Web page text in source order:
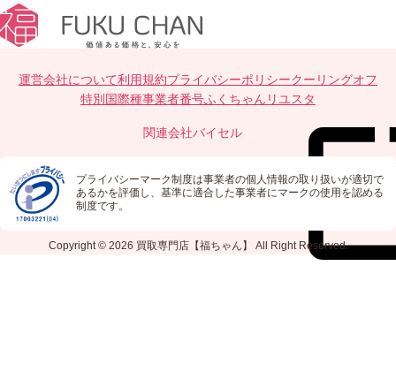
運営会社について利用規約プライバシーポリシークーリングオフ
特別国際種事業者番号ふくちゃんリユスタ
関連会社バイセル
プライバシーマーク制度は事業者の個人情報の取り扱いが適切で
あるかを評価し、基準に適合した事業者にマークの使用を認める
制度です。
Copyright © 2026 買取専門店【福ちゃん】 All Right Reserved.